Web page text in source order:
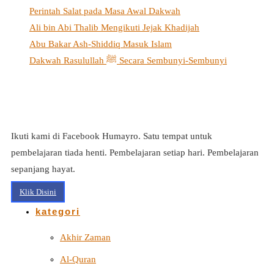
Perintah Salat pada Masa Awal Dakwah
Ali bin Abi Thalib Mengikuti Jejak Khadijah
Abu Bakar Ash-Shiddiq Masuk Islam
Dakwah Rasulullah ﷺ Secara Sembunyi-Sembunyi
Ikuti kami di Facebook Humayro. Satu tempat untuk
pembelajaran tiada henti. Pembelajaran setiap hari. Pembelajaran
sepanjang hayat.
Klik Disini
kategori
Akhir Zaman
Al-Quran